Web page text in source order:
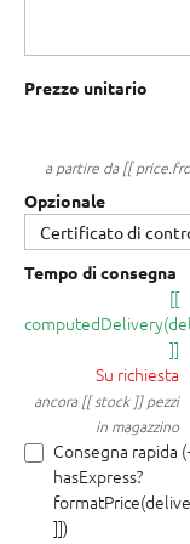
Prezzo unitario
a partire da [[
Opzionale
Tempo di consegna
[[
]]
Su richiesta
ancora [[ stock ]] pezzi
in magazzino
Consegna rapida
hasExpress?
]])